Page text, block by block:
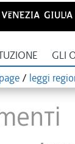
GLI
/ leggi